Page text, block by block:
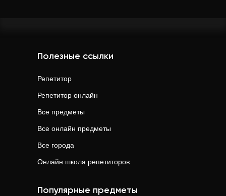
Полезные ссылки
Репетитор
Репетитор онлайн
Все предметы
Все онлайн предметы
Все города
Онлайн школа репетиторов
Популярные предметы